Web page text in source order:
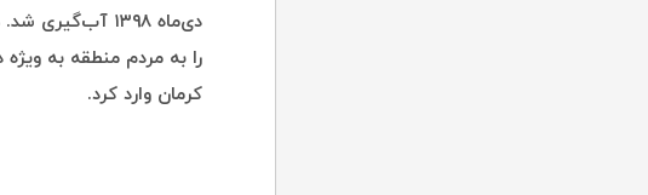
را به مردم منطقه به
کرمان وارد کرد.